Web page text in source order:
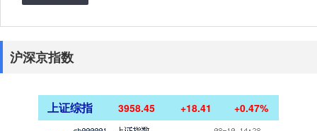
沪深京指数
上证综指 3958.45 +18.41 +0.47%